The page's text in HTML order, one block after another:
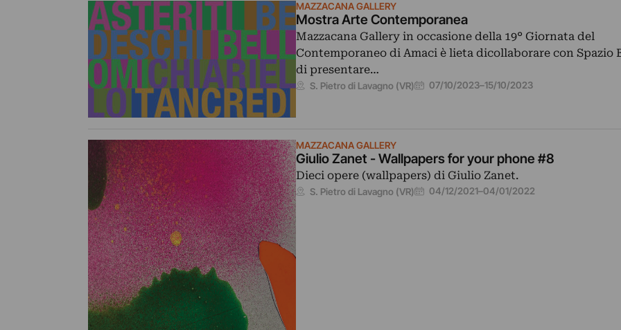
MAZZACANA GALLERY
Mostra Arte Contemporanea
Mazzacana Gallery in occasione della 19° Giornata del
Contemporaneo di Amaci è lieta dicollaborare con Spazio
di presentare…
S. Pietro di Lavagno (VR) 07/10/2023–15/10/2023
MAZZACANA GALLERY
Giulio Zanet - Wallpapers for your phone #8
Dieci opere (wallpapers) di Giulio Zanet.
S. Pietro di Lavagno (VR) 04/12/2021–04/01/2022